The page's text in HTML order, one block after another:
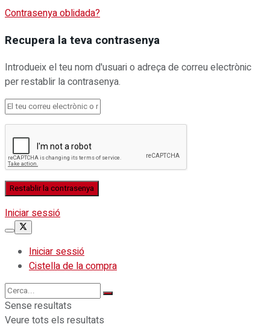
Contrasenya oblidada?
Recupera la teva contrasenya
Introdueix el teu nom d'usuari o adreça de correu electrònic
per restablir la contrasenya.
Iniciar sessió
Iniciar sessió
Cistella de la compra
Sense resultats
Veure tots els resultats